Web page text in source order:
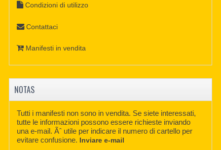
Condizioni di utilizzo
Contattaci
Manifesti in vendita
NOTAS
Tutti i manifesti non sono in vendita. Se siete interessati,
tutte le informazioni possono essere richieste inviando
una e-mail. Ãˆ utile per indicare il numero di cartello per
evitare confusione. Inviare e-mail